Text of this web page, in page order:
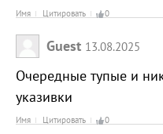
Имя Цитировать 0
Guest 13.08.2025
Очередные тупые и
указивки
Имя Цитировать 0